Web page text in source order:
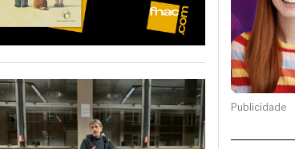
Publicidade